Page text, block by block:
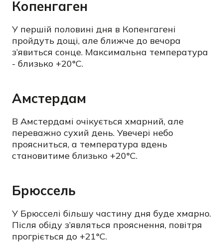
Копенгаген
У першій половині дня в Копенгагені
пройдуть дощі, але ближче до вечора
з’явиться сонце. Максимальна температура
- близько +20°C.
Амстердам
В Амстердамі очікується хмарний, але
переважно сухий день. Увечері небо
проясниться, а температура вдень
становитиме близько +20°C.
Брюссель
У Брюсселі більшу частину дня буде хмарно.
Після обіду з’являться прояснення, повітря
прогріється до +21°C.